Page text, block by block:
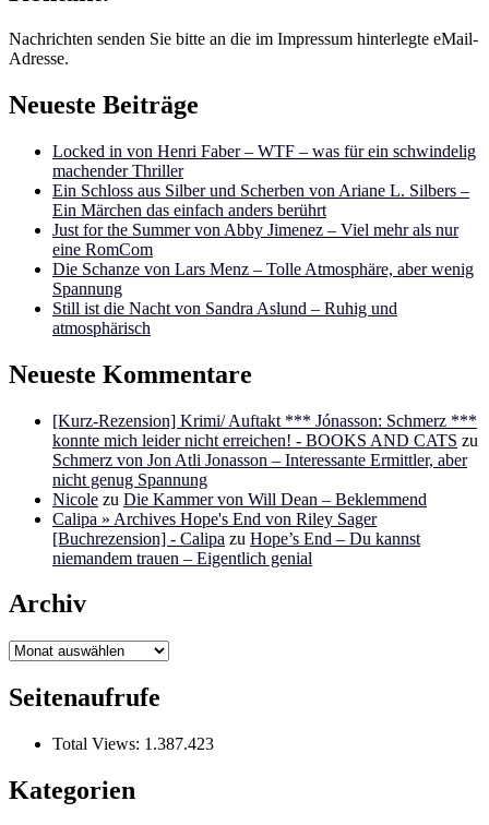
Nachrichten senden Sie bitte an die im Impressum hinterlegte eMail-
Adresse.
Neueste Beiträge
Locked in von Henri Faber – WTF – was für ein schwindelig
machender Thriller
Ein Schloss aus Silber und Scherben von Ariane L. Silbers –
Ein Märchen das einfach anders berührt
Just for the Summer von Abby Jimenez – Viel mehr als nur
eine RomCom
Die Schanze von Lars Menz – Tolle Atmosphäre, aber wenig
Spannung
Still ist die Nacht von Sandra Aslund – Ruhig und
atmosphärisch
Neueste Kommentare
[Kurz-Rezension] Krimi/ Auftakt *** Jónasson: Schmerz ***
konnte mich leider nicht erreichen! - BOOKS AND CATS zu
Schmerz von Jon Atli Jonasson – Interessante Ermittler, aber
nicht genug Spannung
Nicole zu Die Kammer von Will Dean – Beklemmend
Calipa » Archives Hope's End von Riley Sager
[Buchrezension] - Calipa zu Hope’s End – Du kannst
niemandem trauen – Eigentlich genial
Archiv
Archiv
Seitenaufrufe
Total Views: 1.387.423
Kategorien